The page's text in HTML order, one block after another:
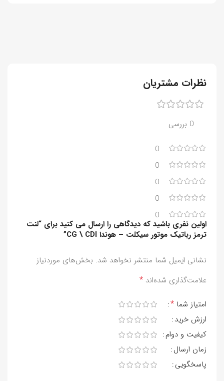
نظرات مشتریان
0 بررسی
0
0
0
0
0
اولین نفری باشید که دیدگاهی را ارسال می کنید برای “لنت
ترمز رباتیک موتور سیکلت – هوندا CG \ CDI”
نشانی ایمیل شما منتشر نخواهد شد. بخش‌های موردنیاز
علامت‌گذاری شده‌اند *
امتیاز شما *
ارزش خرید
کیفیت و دوام
زمان ارسال
پاسخگویی